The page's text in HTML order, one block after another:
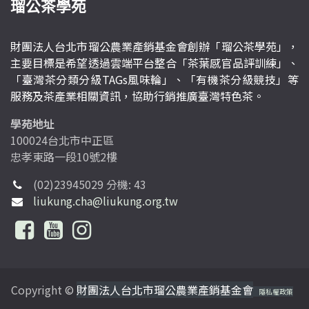
瑠公茶學苑
財團法人台北市瑠公農業產銷基金會創辦「瑠公茶學苑」，
主要目標是希望透過雲端平台整合「茶葉感官品評訓練」、
「臺灣茶分類分級TAGs風味輪」、「有機茶分級競技」等
服務及茶產業相關資訊，協助行銷推廣臺灣特色茶。
學苑地址
100024台北市中正區
忠孝東路一段10號2樓
(02)23945029 分機: 43
liukung.cha@liukung.org.tw
Copyright © 財團法人台北市瑠公農業產銷基金會 隱私權政策